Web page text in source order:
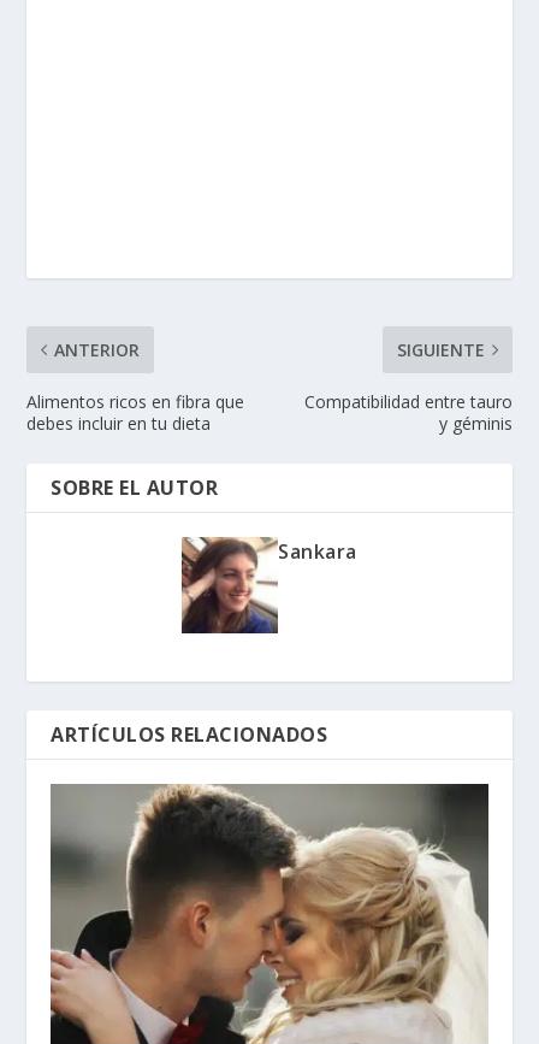
ANTERIOR
Alimentos ricos en fibra que
debes incluir en tu dieta
SIGUIENTE
Compatibilidad entre tauro
y géminis
SOBRE EL AUTOR
Sankara
ARTÍCULOS RELACIONADOS